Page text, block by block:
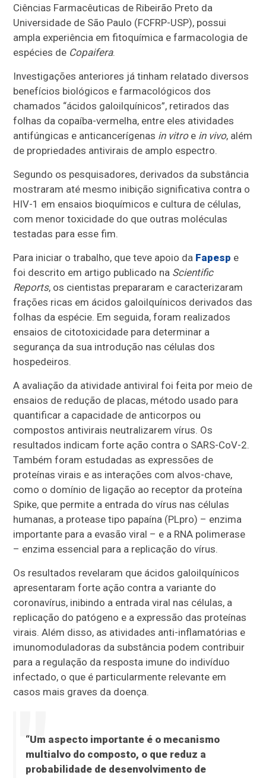
Ciências Farmacêuticas de Ribeirão Preto da
Universidade de São Paulo (FCFRP-USP), possui
ampla experiência em fitoquímica e farmacologia de
espécies de Copaifera.
Investigações anteriores já tinham relatado diversos
benefícios biológicos e farmacológicos dos
chamados “ácidos galoilquínicos”, retirados das
folhas da copaíba-vermelha, entre eles atividades
antifúngicas e anticancerígenas in vitroe in vivo, além
de propriedades antivirais de amplo espectro.
Segundo os pesquisadores, derivados da substância
mostraram até mesmo inibição significativa contra o
HIV-1 em ensaios bioquímicos e cultura de células,
com menor toxicidade do que outras moléculas
testadas para esse fim.
Para iniciar o trabalho, que teve apoio da Fapesp e
foi descrito em artigo publicado na Scientific
Reports, os cientistas prepararam e caracterizaram
frações ricas em ácidos galoilquínicos derivados das
folhas da espécie. Em seguida, foram realizados
ensaios de citotoxicidade para determinar a
segurança da sua introdução nas células dos
hospedeiros.
A avaliação da atividade antiviral foi feita por meio de
ensaios de redução de placas, método usado para
quantificar a capacidade de anticorpos ou
compostos antivirais neutralizarem vírus. Os
resultados indicam forte ação contra o SARS-CoV-2.
Também foram estudadas as expressões de
proteínas virais e as interações com alvos-chave,
como o domínio de ligação ao receptor da proteína
Spike, que permite a entrada do vírus nas células
humanas, a protease tipo papaína (PLpro) – enzima
importante para a evasão viral – e a RNA polimerase
– enzima essencial para a replicação do vírus.
Os resultados revelaram que ácidos galoilquínicos
apresentaram forte ação contra a variante do
coronavírus, inibindo a entrada viral nas células, a
replicação do patógeno e a expressão das proteínas
virais. Além disso, as atividades anti-inflamatórias e
imunomoduladoras da substância podem contribuir
para a regulação da resposta imune do indivíduo
infectado, o que é particularmente relevante em
casos mais graves da doença.
“Um aspecto importante é o mecanismo
multialvo do composto, o que reduz a
probabilidade de desenvolvimento de